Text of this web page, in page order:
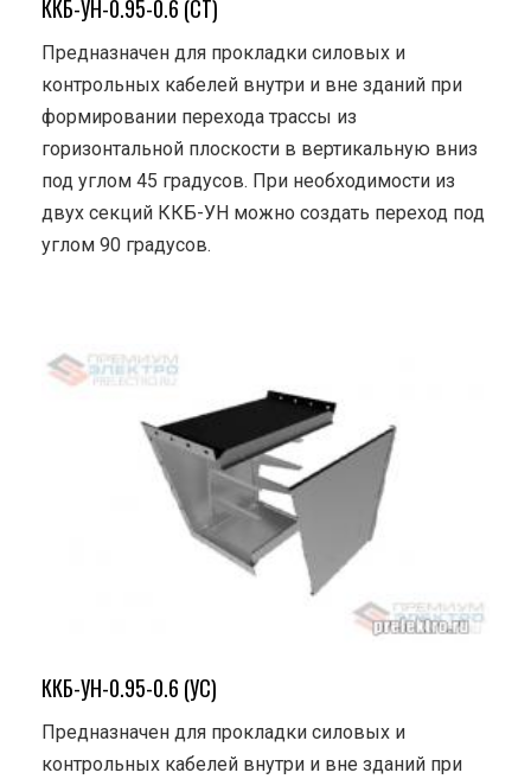
ККБ-УН-0.95-0.6 (СТ)
Предназначен для прокладки силовых и
контрольных кабелей внутри и вне зданий при
формировании перехода трассы из
горизонтальной плоскости в вертикальную вниз
под углом 45 градусов. При необходимости из
двух секций ККБ-УН можно создать переход под
углом 90 градусов.
ККБ-УН-0.95-0.6 (УС)
Предназначен для прокладки силовых и
контрольных кабелей внутри и вне зданий при